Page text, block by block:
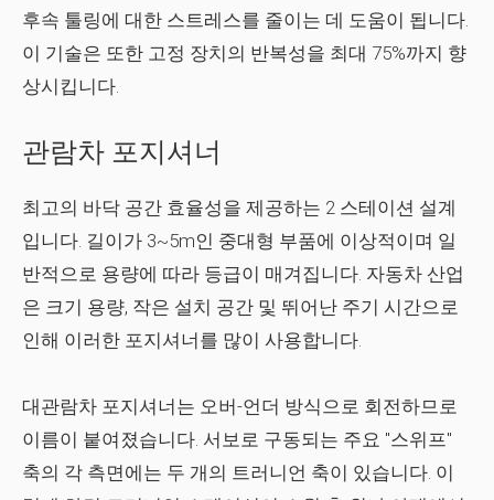
후속 툴링에 대한 스트레스를 줄이는 데 도움이 됩니다.
이 기술은 또한 고정 장치의 반복성을 최대 75%까지 향
상시킵니다.
관람차 포지셔너
최고의 바닥 공간 효율성을 제공하는 2 스테이션 설계
입니다. 길이가 3~5m인 중대형 부품에 이상적이며 일
반적으로 용량에 따라 등급이 매겨집니다. 자동차 산업
은 크기 용량, 작은 설치 공간 및 뛰어난 주기 시간으로
인해 이러한 포지셔너를 많이 사용합니다.
대관람차 포지셔너는 오버-언더 방식으로 회전하므로
이름이 붙여졌습니다. 서보로 구동되는 주요 "스위프"
축의 각 측면에는 두 개의 트러니언 축이 있습니다. 이